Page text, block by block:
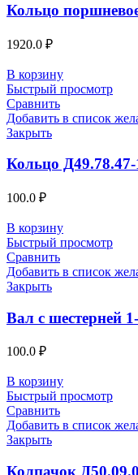
Кольцо
1920.0 ₽
В корзину
Быстрый просмотр
Сравнить
Добавить в список
Закрыть
Кольцо Д49.78.47-
100.0 ₽
В корзину
Быстрый просмотр
Сравнить
Добавить в список
Закрыть
Вал с шестерней
100.0 ₽
В корзину
Быстрый просмотр
Сравнить
Добавить в список
Закрыть
Колпачок